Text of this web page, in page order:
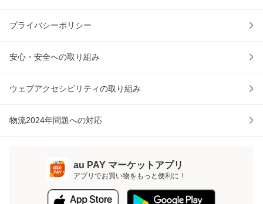
プライバシーポリシー
安心・安全への取り組み
ウェブアクセシビリティの取り組み
物流2024年問題への対応
au PAY マーケットアプリ
アプリでお買い物をもっと便利に！